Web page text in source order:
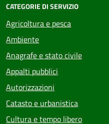
CATEGORIE DI SERVIZIO
Agricoltura e pesca
Ambiente
Anagrafe e stato civile
Appalti pubblici
Autorizzazioni
Catasto e urbanistica
Cultura e tempo libero